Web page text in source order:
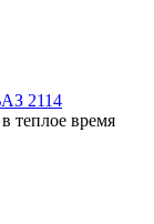
2114
теплое время